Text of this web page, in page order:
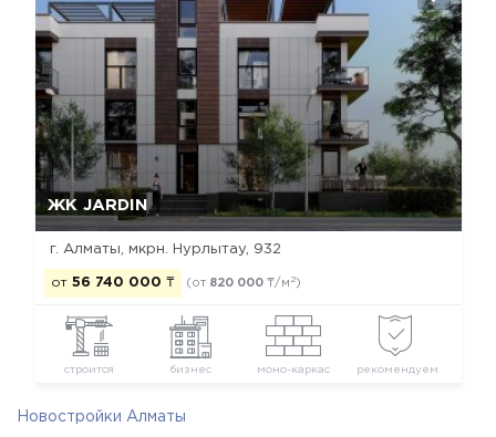
ЖК JARDIN
г. Алматы, мкрн. Нурлытау, 932
от 56 740 000 ₸ (от 820 000 ₸/м 2)
строится бизнес моно-каркас рекомендуем
Да, удалить Отмена
Новостройки Алматы